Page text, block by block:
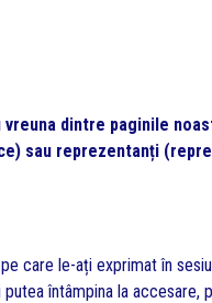
dintre paginile
sau reprezentanți
care le-ați exprimat în
întâmpina la